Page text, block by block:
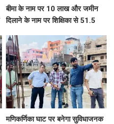
बीमा के नाम पर 10 लाख और जमीन
दिलाने के नाम पर शिक्षिका से 51.5
मणिकर्णिका घाट पर बनेगा सुविधाजनक